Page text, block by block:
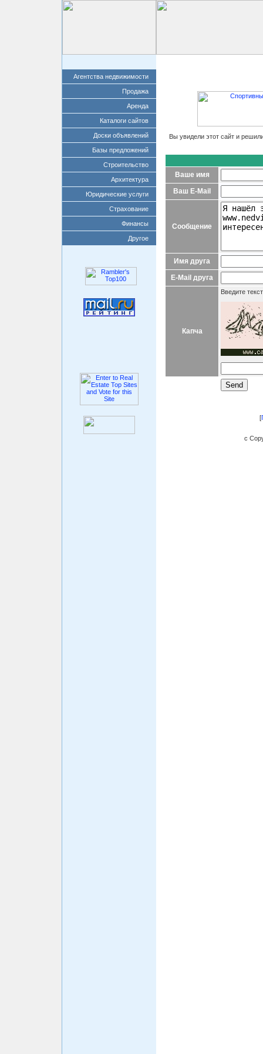
Агентства недвижимости
Продажа
Аренда
Каталоги сайтов
Доски объявлений
Базы предложений
Строительство
Архитектура
Юридические услуги
Страхование
Финансы
Другое
Вы увидели этот сайт и
Ваше имя
Ваш E-Mail
Сообщение
Имя друга
E-Mail друга
Капча
Введите
[
c